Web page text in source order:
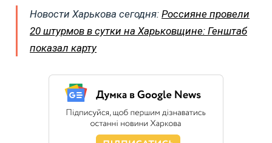
Новости Харькова сегодня: Россияне провели
20 штурмов в сутки на Харьковщине: Генштаб
показал карту